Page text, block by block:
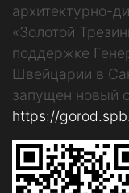
архитектурно-
«Золотой
поддержке
Швейцарии в
запущен новый
https://